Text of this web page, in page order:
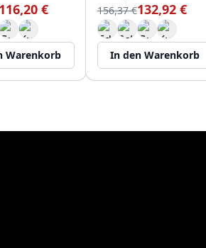
116,20 €
Warenkorb
156,37 €132,92 €
In den Warenkorb